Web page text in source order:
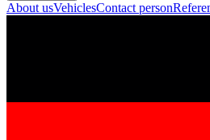
About usVehiclesContact person